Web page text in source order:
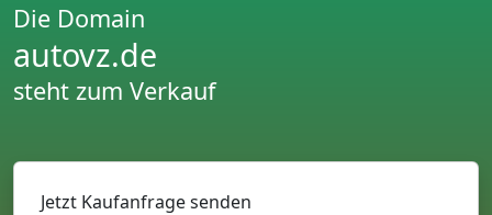
Die Domain
autovz.de
steht zum Verkauf
Jetzt Kaufanfrage senden